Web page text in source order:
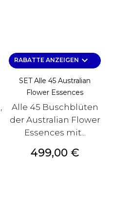
RABATTE ANZEIGEN keyboard_arrow_down
SET Alle 45 Australian
Flower Essences
Alle 45 Buschblüten
der Australian Flower
Essences mit...
Preis
499,00 €